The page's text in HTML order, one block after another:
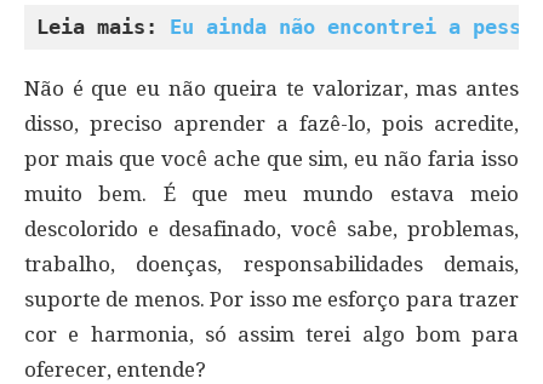
Leia mais: Eu ainda não encontrei a
Não é que eu não queira te valorizar, mas antes
disso, preciso aprender a fazê-lo, pois acredite,
por mais que você ache que sim, eu não faria isso
muito bem. É que meu mundo estava meio
descolorido e desafinado, você sabe, problemas,
trabalho, doenças, responsabilidades demais,
suporte de menos. Por isso me esforço para trazer
cor e harmonia, só assim terei algo bom para
oferecer, entende?